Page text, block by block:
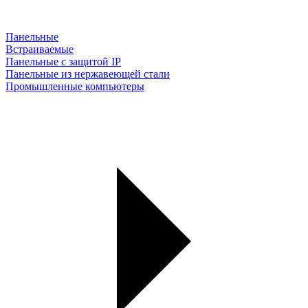
Панельные
Встраиваемые
Панельные с защитой IP
Панельные из нержавеющей стали
Промышленные компьютеры